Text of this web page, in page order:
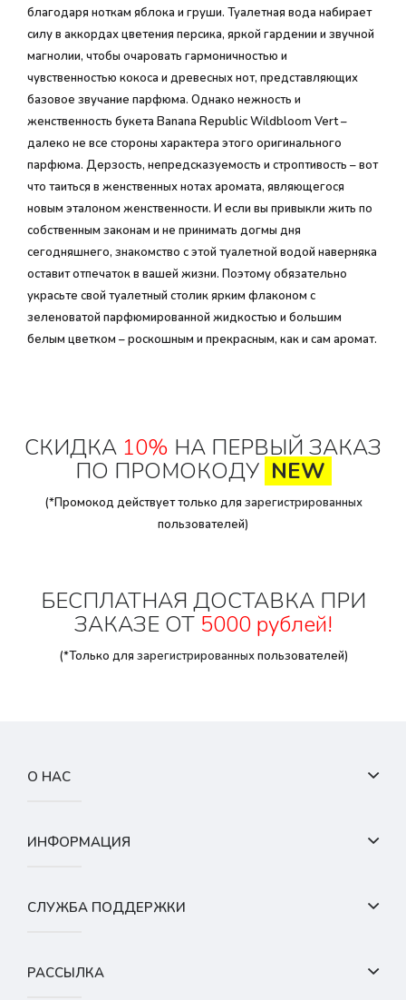
благодаря ноткам яблока и груши. Туалетная вода набирает
силу в аккордах цветения персика, яркой гардении и звучной
магнолии, чтобы очаровать гармоничностью и
чувственностью кокоса и древесных нот, представляющих
базовое звучание парфюма. Однако нежность и
женственность букета Banana Republic Wildbloom Vert –
далеко не все стороны характера этого оригинального
парфюма. Дерзость, непредсказуемость и строптивость – вот
что таиться в женственных нотах аромата, являющегося
новым эталоном женственности. И если вы привыкли жить по
собственным законам и не принимать догмы дня
сегодняшнего, знакомство с этой туалетной водой наверняка
оставит отпечаток в вашей жизни. Поэтому обязательно
украсьте свой туалетный столик ярким флаконом с
зеленоватой парфюмированной жидкостью и большим
белым цветком – роскошным и прекрасным, как и сам аромат.
СКИДКА 10% НА ПЕРВЫЙ ЗАКАЗ
ПО ПРОМОКОДУ NEW
(*Промокод действует только для зарегистрированных
пользователей)
БЕСПЛАТНАЯ ДОСТАВКА ПРИ
ЗАКАЗЕ ОТ 5000 рублей!
(*Только для зарегистрированныхпользователей)
О НАС
ИНФОРМАЦИЯ
СЛУЖБА ПОДДЕРЖКИ
РАССЫЛКА